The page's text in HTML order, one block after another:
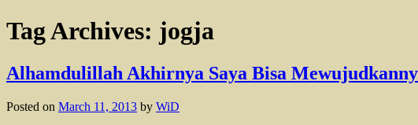
Tag Archives: jogja
Alhamdulillah Akhirnya Saya Bisa
Posted on March 11, 2013 by WiD